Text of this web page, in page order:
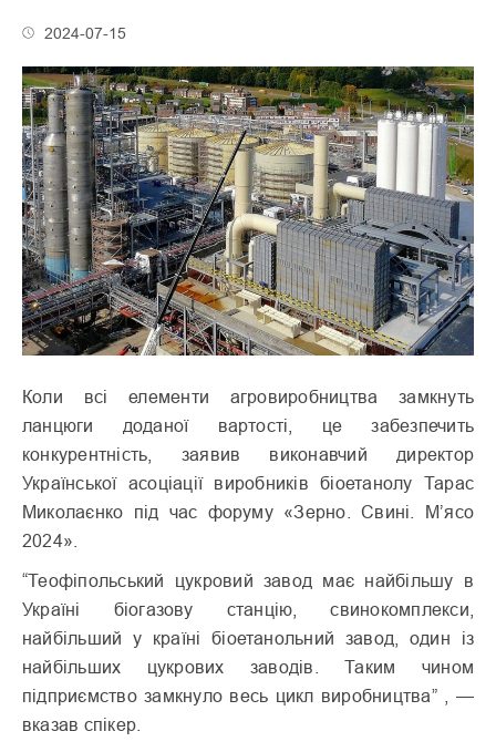
2024-07-15
Коли всі елементи агровиробництва замкнуть
ланцюги доданої вартості, це забезпечить
конкурентність, заявив виконавчий директор
Української асоціації виробників біоетанолу Тарас
Миколаєнко під час форуму «Зерно. Свині. М’ясо
2024».
“Теофіпольський цукровий завод має найбільшу в
Україні біогазову станцію, свинокомплекси,
найбільший у країні біоетанольний завод, один із
найбільших цукрових заводів. Таким чином
підприємство замкнуло весь цикл виробництва” , —
вказав спікер.